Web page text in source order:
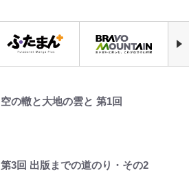
空の轍と大地の雲と 第1回
第3回 出版までの道のり・その2
『ONE PIECE』今後の展開に絡ん
やってはいけない！「キャンプツー
「実体験レポ」
公式-ヒロインが来る前に妊娠しま
公式-異世界召喚は二度目です 第1
「危ない」「やめて」第1子妊娠中
元衆院議員・山尾志桜里が語る誹謗
浅草は日本の心だゾ
とうちゃんが出世するゾ
｢お土産最高すぎ笑｣｢どうやって入
ュテル可愛すぎ｣